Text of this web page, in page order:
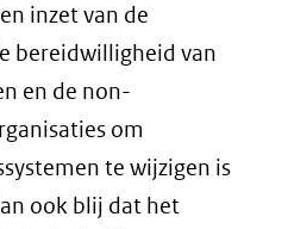
inzet van de
bereidwilligheid van
en de non-
om
te wijzigen is
ook blij dat het